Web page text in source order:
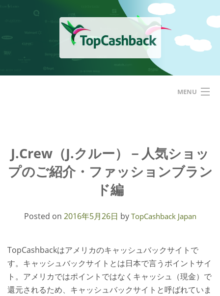
MENU
TopCashbackアメリカ
はじめての方へ
基本的な使い方
お問い合わせ方法
よくあるご質問
J.Crew（J.クルー）－人気ショッ
プのご紹介・ファッションブラン
ド編
Posted on 2016年5月26日 by TopCashback Japan
TopCashbackはアメリカのキャッシュバックサイトで
す。キャッシュバックサイトとは日本で言うポイントサイ
ト。アメリカではポイントではなくキャッシュ（現金）で
還元されるため、キャッシュバックサイトと呼ばれていま